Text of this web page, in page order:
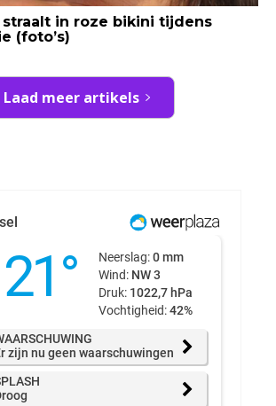
straalt in roze bikini tijdens
(foto’s)
Laad meer artikels